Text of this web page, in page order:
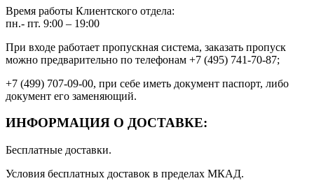
Время работы Клиентского отдела:
пн.- пт. 9:00 – 19:00
При входе работает пропускная система, заказать пропуск
можно предварительно по телефонам +7 (495) 741-70-87;
+7 (499) 707-09-00, при себе иметь документ паспорт, либо
документ его заменяющий.
ИНФОРМАЦИЯ О ДОСТАВКЕ:
Бесплатные доставки.
Условия бесплатных доставок в пределах МКАД.